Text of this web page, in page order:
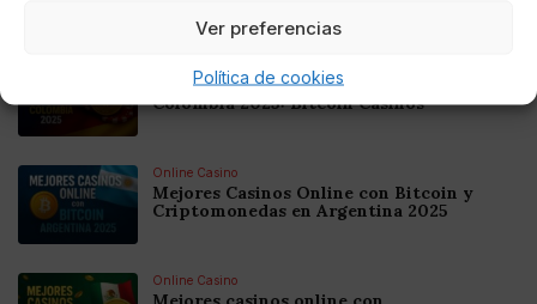
Ver preferencias
Política de cookies
Noticias relacionadas
Mejores Cripto Casinos Online en
Colombia 2025: Bitcoin Casinos
Online Casino
Mejores Casinos Online con Bitcoin y
Criptomonedas en Argentina 2025
Online Casino